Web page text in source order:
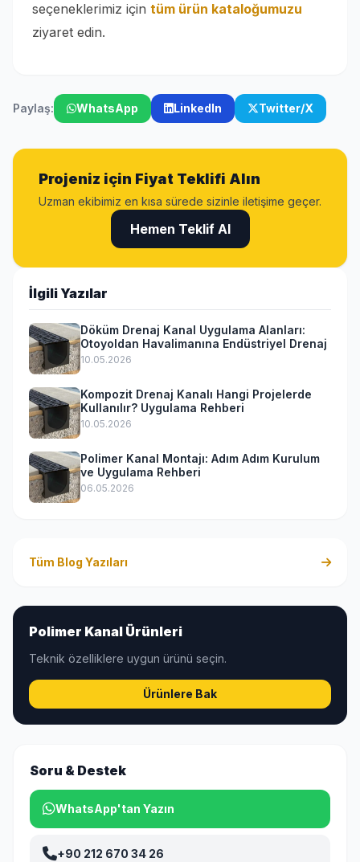
seçeneklerimiz için tüm ürün kataloğumuzu
ziyaret edin.
Paylaş: WhatsApp LinkedIn Twitter/X
Projeniz için Fiyat Teklifi Alın
Uzman ekibimiz en kısa sürede sizinle iletişime geçer.
Hemen Teklif Al
İlgili Yazılar
Döküm Drenaj Kanal Uygulama Alanları:
Otoyoldan Havalimanına Endüstriyel Drenaj
10.05.2026
Kompozit Drenaj Kanalı Hangi Projelerde
Kullanılır? Uygulama Rehberi
10.05.2026
Polimer Kanal Montajı: Adım Adım Kurulum
ve Uygulama Rehberi
06.05.2026
Tüm Blog Yazıları
Polimer Kanal Ürünleri
Teknik özelliklere uygun ürünü seçin.
Ürünlere Bak
Soru & Destek
WhatsApp'tan Yazın
+90 212 670 34 26